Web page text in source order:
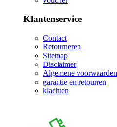
Klantenservice
Contact
Retourneren
Sitemap
Disclaimer
Algemene voorwaarden
garantie en retourren
klachten